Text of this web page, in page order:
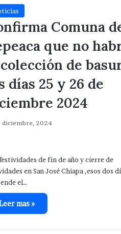
Comuna
que no
de
días 25 y 26 de
2024
diciembre, 2024
de fin de año y cierre de
en San José Chiapa ,esos dos
el…
mas »